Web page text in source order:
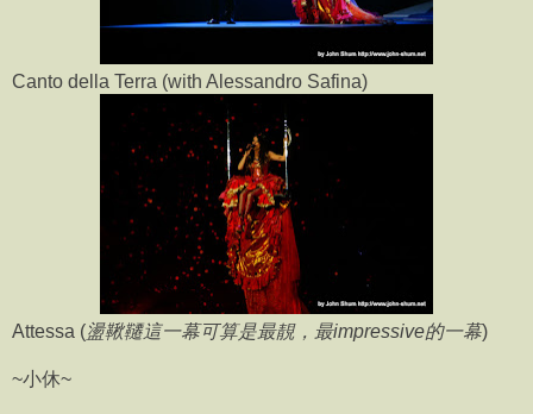
Canto della Terra (with Alessandro Safina)
Attessa (盪鞦韆這一幕可算是最靚，最impressive的一幕)
~小休~